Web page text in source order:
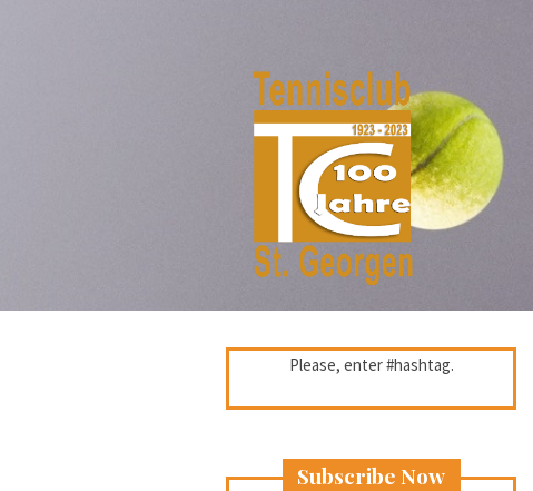
Please, enter #hashtag.
Subscribe Now